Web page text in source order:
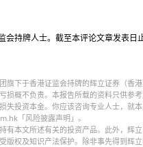
会持牌人士。截至本评论文章发表日
旗下于香港证监会持牌的辉立证券（香
损概不负责。本报告所载的资料只供参
失投资本金。你应该咨询专业人士，就
「风险披露声明」。
有本文所述有关的投资产品。此外，辉
版权及知识产法保护。除非事先得到辉